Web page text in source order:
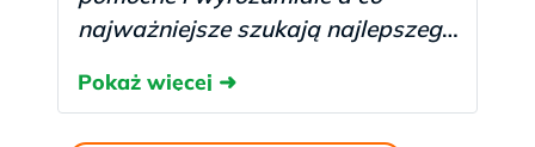
najważniejsze szukają najlepszego
laboratorium i zasugerowaniu